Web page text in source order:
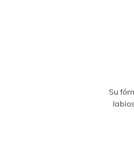
Su